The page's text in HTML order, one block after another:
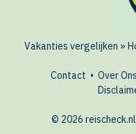
Vakanties vergelijken »
Contact • Over Ons
© 2026